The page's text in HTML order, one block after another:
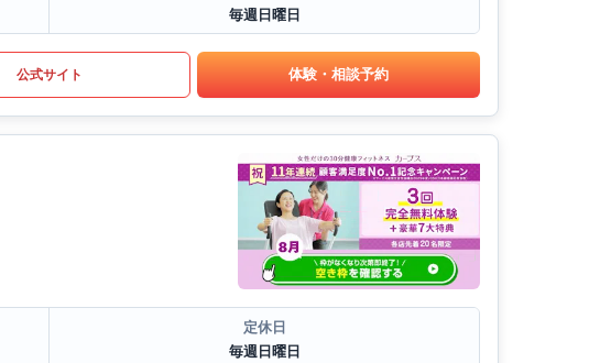
毎週日曜日
公式サイト 体験・相談予約
定休日
毎週日曜日